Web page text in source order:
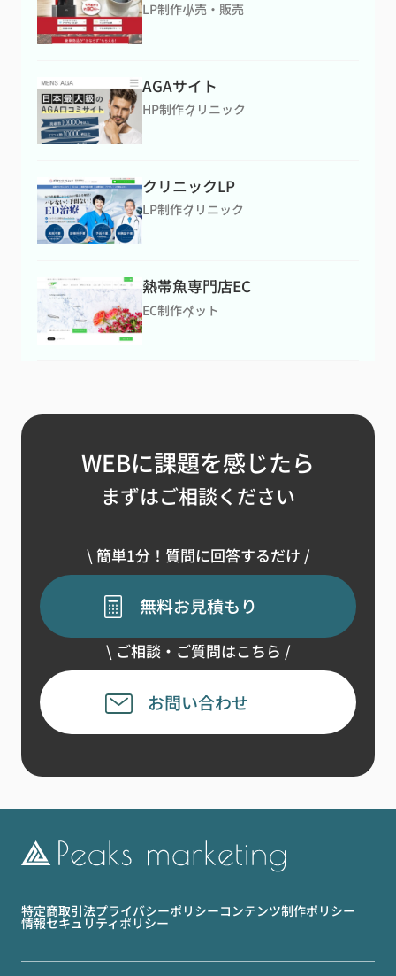
LP制作小売・販売
AGAサイト
HP制作クリニック
クリニックLP
LP制作クリニック
熱帯魚専門店EC
EC制作ペット
WEBに課題を感じたら
まずはご相談ください
\ 簡単1分！質問に回答するだけ /
無料お見積もり
\ ご相談・ご質問はこちら /
お問い合わせ
特定商取引法プライバシーポリシーコンテンツ制作ポリシー
情報セキュリティポリシー